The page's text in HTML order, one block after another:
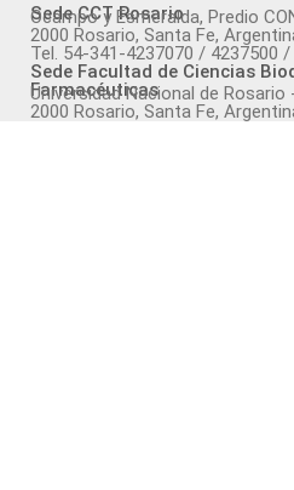
Sede CCT Rosario
Ocampo y Esmeralda, Predio
2000 Rosario, Santa Fe,
Tel. 54-341-4237070 / 4237500 /
Sede Facultad de Ciencias
Farmacéuticas
Universidad Nacional de Rosario
2000 Rosario, Santa Fe,